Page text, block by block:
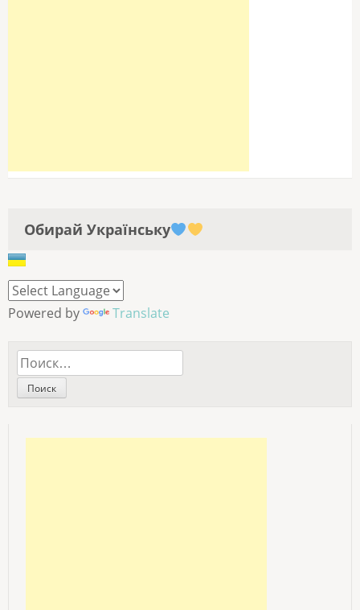
Обирай Українську
Powered by Translate
Найти: